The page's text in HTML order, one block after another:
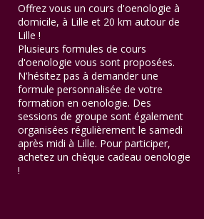
Offrez vous un cours d'oenologie à
domicile, à Lille et 20 km autour de
Lille !
Plusieurs formules de cours
d'oenologie vous sont proposées.
N'hésitez pas à demander une
formule personnalisée de votre
formation en oenologie. Des
sessions de groupe sont également
organisées régulièrement le samedi
après midi à Lille. Pour participer,
achetez un chèque cadeau oenologie
!